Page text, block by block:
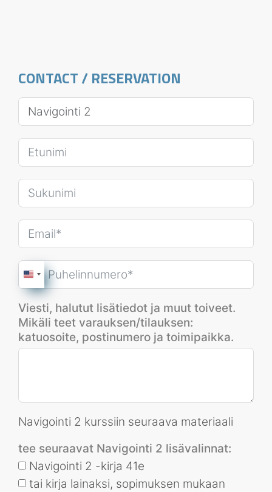
CONTACT / RESERVATION
U
n
i
t
e
d
e
+
1
Viesti, halutut lisätiedot ja muut toiveet.
Mikäli teet varauksen/tilauksen:
katuosoite, postinumero ja toimipaikka.
Navigointi 2 kurssiin seuraava materiaali
tee seuraavat Navigointi 2 lisävalinnat:
Navigointi 2 -kirja 41e
tai kirja lainaksi, sopimuksen mukaan